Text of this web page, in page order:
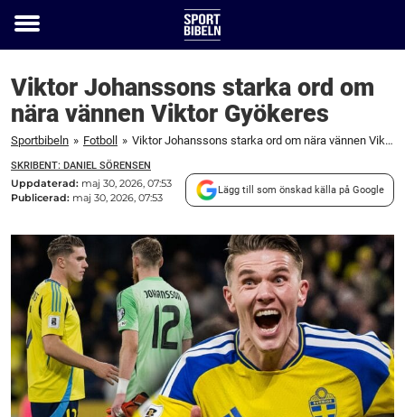
Toggle
Viktor Johanssons starka ord om
nära vännen Viktor Gyökeres
Sportbibeln » Fotboll » Viktor Johanssons starka ord om nära vännen Viktor Gyökeres
SKRIBENT: DANIEL SÖRENSEN
Uppdaterad: maj 30, 2026, 07:53
Publicerad: maj 30, 2026, 07:53
Lägg till som önskad källa på Google